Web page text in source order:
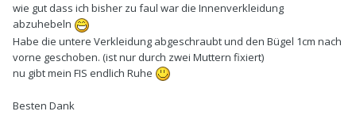
wie gut dass ich bisher zu faul war die Innenverkleidung
abzuhebeln
Habe die untere Verkleidung abgeschraubt und den Bügel 1cm nach
vorne geschoben. (ist nur durch zwei Muttern fixiert)
nu gibt mein FIS endlich Ruhe
Besten Dank